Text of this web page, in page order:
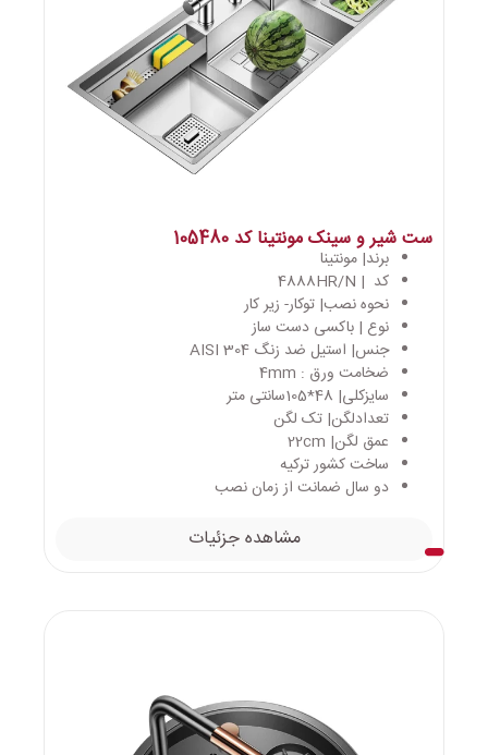
ست شیر و سینک مونتینا کد 105480
برند| مونتینا
کد | 4888HR/N
نحوه نصب| توکار- زیر کار
نوع | باکسی دست ساز
جنس| استیل ضد زنگ AISI 304
ضخامت ورق : 4mm
سایزکلی| 48*105سانتی متر
تعدادلگن| تک لگن
عمق لگن| 22cm
ساخت کشور ترکیه
دو سال ضمانت از زمان نصب
مشاهده جزئیات